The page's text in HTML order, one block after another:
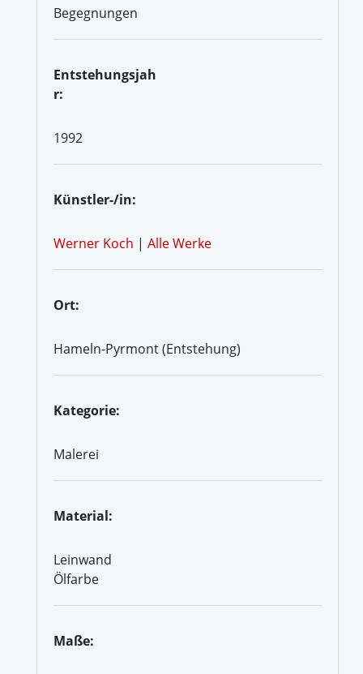
Begegnungen
Entstehungsjah
r:
1992
Künstler-/in:
Werner Koch | Alle Werke
Ort:
Hameln-Pyrmont (Entstehung)
Kategorie:
Malerei
Material:
Leinwand
Ölfarbe
Maße: